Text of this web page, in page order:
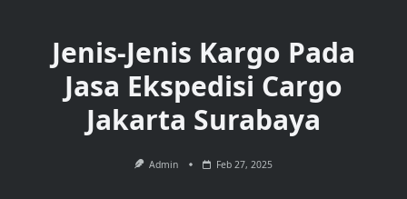
Jenis-Jenis Kargo Pada
Jasa Ekspedisi Cargo
Jakarta Surabaya
Admin Feb 27, 2025